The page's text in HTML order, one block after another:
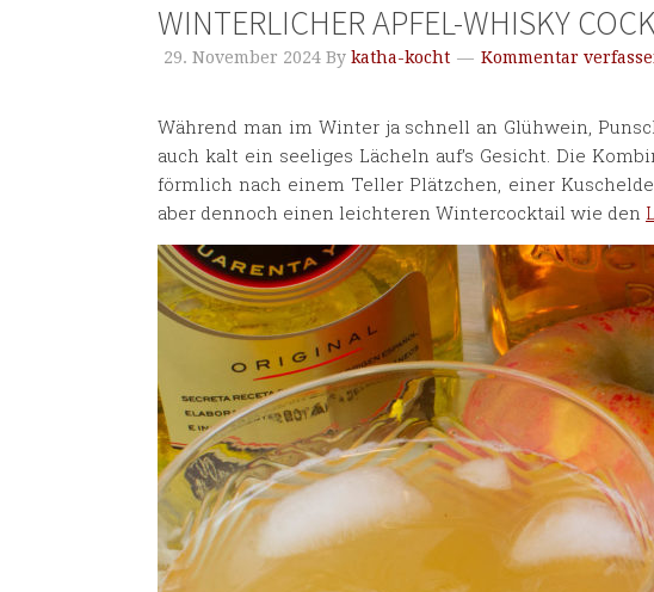
WINTERLICHER APFEL-WHISKY
29. November 2024By katha-kocht Kommentar
Während man im Winter ja schnell an Glühwein,
auch kalt ein seeliges Lächeln auf’s Gesicht. Die
förmlich nach einem Teller Plätzchen, einer
aber dennoch einen leichteren Wintercocktail wie den